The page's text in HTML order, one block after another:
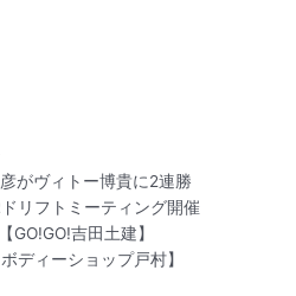
がヴィトー博貴に2連勝
リフトミーティング開催
吉田土建】
ディーショップ戸村】